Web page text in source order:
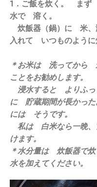
1．ご飯を炊く。 ま
水で 溶く。
炊飯器（鍋）に 米、
入れて いつものように
＊お米は 洗ってから
ことをお勧めします。
浸水すると よりふ
に 貯蔵期間が長かっ
には そうです。
私は 白米なら一晩
けます。
＊水分量は 炊飯器で
水を加えてください。